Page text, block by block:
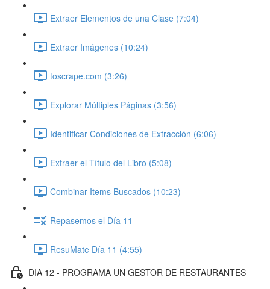
Extraer Elementos de una Clase (7:04)
Extraer Imágenes (10:24)
toscrape.com (3:26)
Explorar Múltiples Páginas (3:56)
Identificar Condiciones de Extracción (6:06)
Extraer el Título del Libro (5:08)
Combinar Items Buscados (10:23)
Repasemos el Día 11
ResuMate Día 11 (4:55)
DIA 12 - PROGRAMA UN GESTOR DE RESTAURANTES